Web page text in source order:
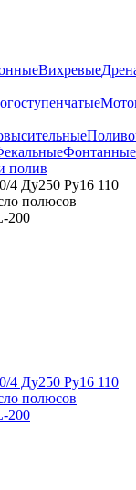
Вихревые
Фонтанные
полив
4 Ду250 Ру16 110
полюсов
200